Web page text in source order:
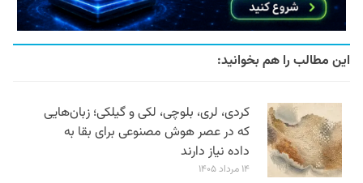
این مطالب را هم بخوانید:
کردی، لری، بلوچی، لکی و گیلکی؛ زبان‌هایی
که در عصر هوش مصنوعی برای بقا به
داده نیاز دارند
۱۴ مرداد ۱۴۰۵